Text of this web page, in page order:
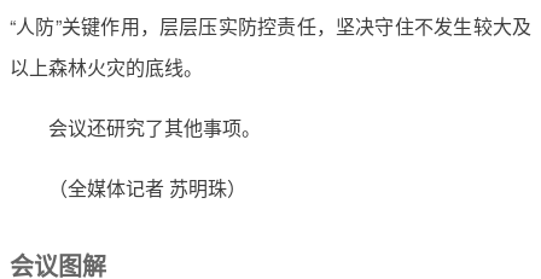
“人防”关键作用，层层压实防控责任，坚决守住不发生较大及
以上森林火灾的底线。
会议还研究了其他事项。
（全媒体记者 苏明珠）
会议图解